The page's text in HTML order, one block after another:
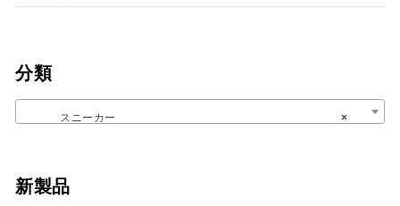
分類
×
スニーカー
新製品